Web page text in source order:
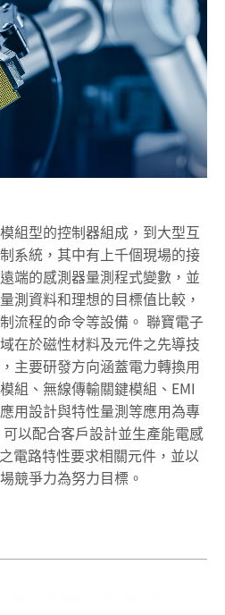
組型的控制器組成，到大型互
系統，其中有上千個現場的接
端的感測器量測程式變數，並
測資料和理想的目標值比較，
流程的命令等設備。 聯寶電子
在於磁性材料及元件之先導技
主要研發方向涵蓋電力轉換用
組、無線傳輸關鍵模組、EMI
用設計與特性量測等應用為專
以配合客戶設計並生產能電感
電路特性要求相關元件，並以
競爭力為努力目標。